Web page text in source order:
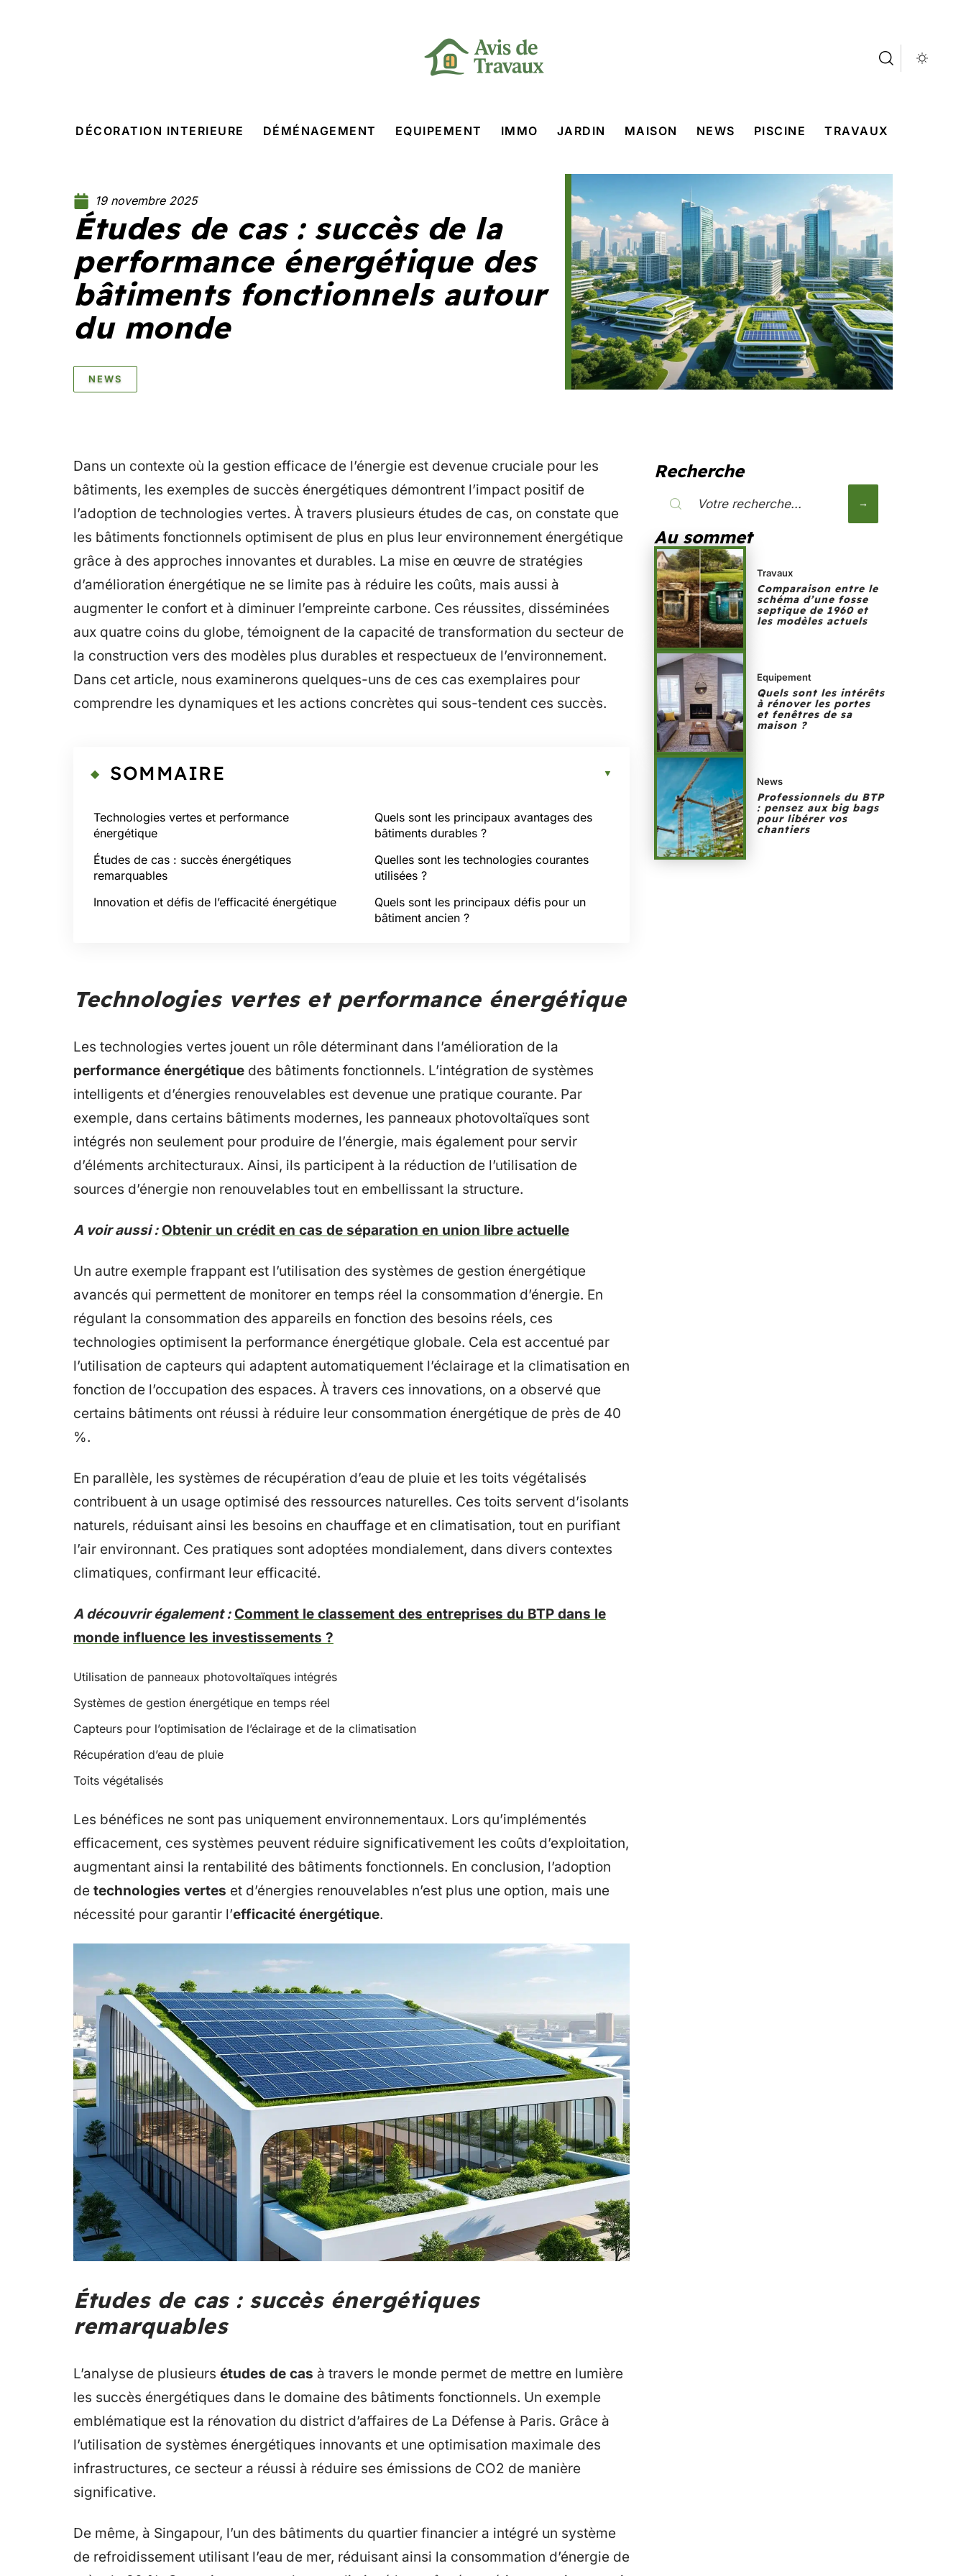
DÉCORATION INTERIEURE DÉMÉNAGEMENT EQUIPEMENT IMMO JARDIN MAISON NEWS PISCINE TRAVAUX
19 novembre 2025
Études de cas : succès de la
performance énergétique des
bâtiments fonctionnels autour
du monde
NEWS
Dans un contexte où la gestion efficace de l’énergie est devenue cruciale pour les
bâtiments, les exemples de succès énergétiques démontrent l’impact positif de
l’adoption de technologies vertes. À travers plusieurs études de cas, on constate que
les bâtiments fonctionnels optimisent de plus en plus leur environnement énergétique
grâce à des approches innovantes et durables. La mise en œuvre de stratégies
d’amélioration énergétique ne se limite pas à réduire les coûts, mais aussi à
augmenter le confort et à diminuer l’empreinte carbone. Ces réussites, disséminées
aux quatre coins du globe, témoignent de la capacité de transformation du secteur de
la construction vers des modèles plus durables et respectueux de l’environnement.
Dans cet article, nous examinerons quelques-uns de ces cas exemplaires pour
comprendre les dynamiques et les actions concrètes qui sous-tendent ces succès.
SOMMAIRE
Technologies vertes et performance
énergétique
Études de cas : succès énergétiques
remarquables
Innovation et défis de l’efficacité énergétique
Quels sont les principaux avantages des
bâtiments durables ?
Quelles sont les technologies courantes
utilisées ?
Quels sont les principaux défis pour un
bâtiment ancien ?
Technologies vertes et performance énergétique
Les technologies vertes jouent un rôle déterminant dans l’amélioration de la
performance énergétique des bâtiments fonctionnels. L’intégration de systèmes
intelligents et d’énergies renouvelables est devenue une pratique courante. Par
exemple, dans certains bâtiments modernes, les panneaux photovoltaïques sont
intégrés non seulement pour produire de l’énergie, mais également pour servir
d’éléments architecturaux. Ainsi, ils participent à la réduction de l’utilisation de
sources d’énergie non renouvelables tout en embellissant la structure.
A voir aussi : Obtenir un crédit en cas de séparation en union libre actuelle
Un autre exemple frappant est l’utilisation des systèmes de gestion énergétique
avancés qui permettent de monitorer en temps réel la consommation d’énergie. En
régulant la consommation des appareils en fonction des besoins réels, ces
technologies optimisent la performance énergétique globale. Cela est accentué par
l’utilisation de capteurs qui adaptent automatiquement l’éclairage et la climatisation en
fonction de l’occupation des espaces. À travers ces innovations, on a observé que
certains bâtiments ont réussi à réduire leur consommation énergétique de près de 40
%.
En parallèle, les systèmes de récupération d’eau de pluie et les toits végétalisés
contribuent à un usage optimisé des ressources naturelles. Ces toits servent d’isolants
naturels, réduisant ainsi les besoins en chauffage et en climatisation, tout en purifiant
l’air environnant. Ces pratiques sont adoptées mondialement, dans divers contextes
climatiques, confirmant leur efficacité.
A découvrir également : Comment le classement des entreprises du BTP dans le
monde influence les investissements ?
Utilisation de panneaux photovoltaïques intégrés
Systèmes de gestion énergétique en temps réel
Capteurs pour l’optimisation de l’éclairage et de la climatisation
Récupération d’eau de pluie
Toits végétalisés
Les bénéfices ne sont pas uniquement environnementaux. Lors qu’implémentés
efficacement, ces systèmes peuvent réduire significativement les coûts d’exploitation,
augmentant ainsi la rentabilité des bâtiments fonctionnels. En conclusion, l’adoption
de technologies vertes et d’énergies renouvelables n’est plus une option, mais une
nécessité pour garantir l’efficacité énergétique.
Études de cas : succès énergétiques
remarquables
L’analyse de plusieurs études de cas à travers le monde permet de mettre en lumière
les succès énergétiques dans le domaine des bâtiments fonctionnels. Un exemple
emblématique est la rénovation du district d’affaires de La Défense à Paris. Grâce à
l’utilisation de systèmes énergétiques innovants et une optimisation maximale des
infrastructures, ce secteur a réussi à réduire ses émissions de CO2 de manière
significative.
De même, à Singapour, l’un des bâtiments du quartier financier a intégré un système
de refroidissement utilisant l’eau de mer, réduisant ainsi la consommation d’énergie de
Recherche
Au sommet
Travaux
Comparaison entre le
schéma d’une fosse
septique de 1960 et
les modèles actuels
Equipement
Quels sont les intérêts
à rénover les portes
et fenêtres de sa
maison ?
News
Professionnels du BTP
: pensez aux big bags
pour libérer vos
chantiers